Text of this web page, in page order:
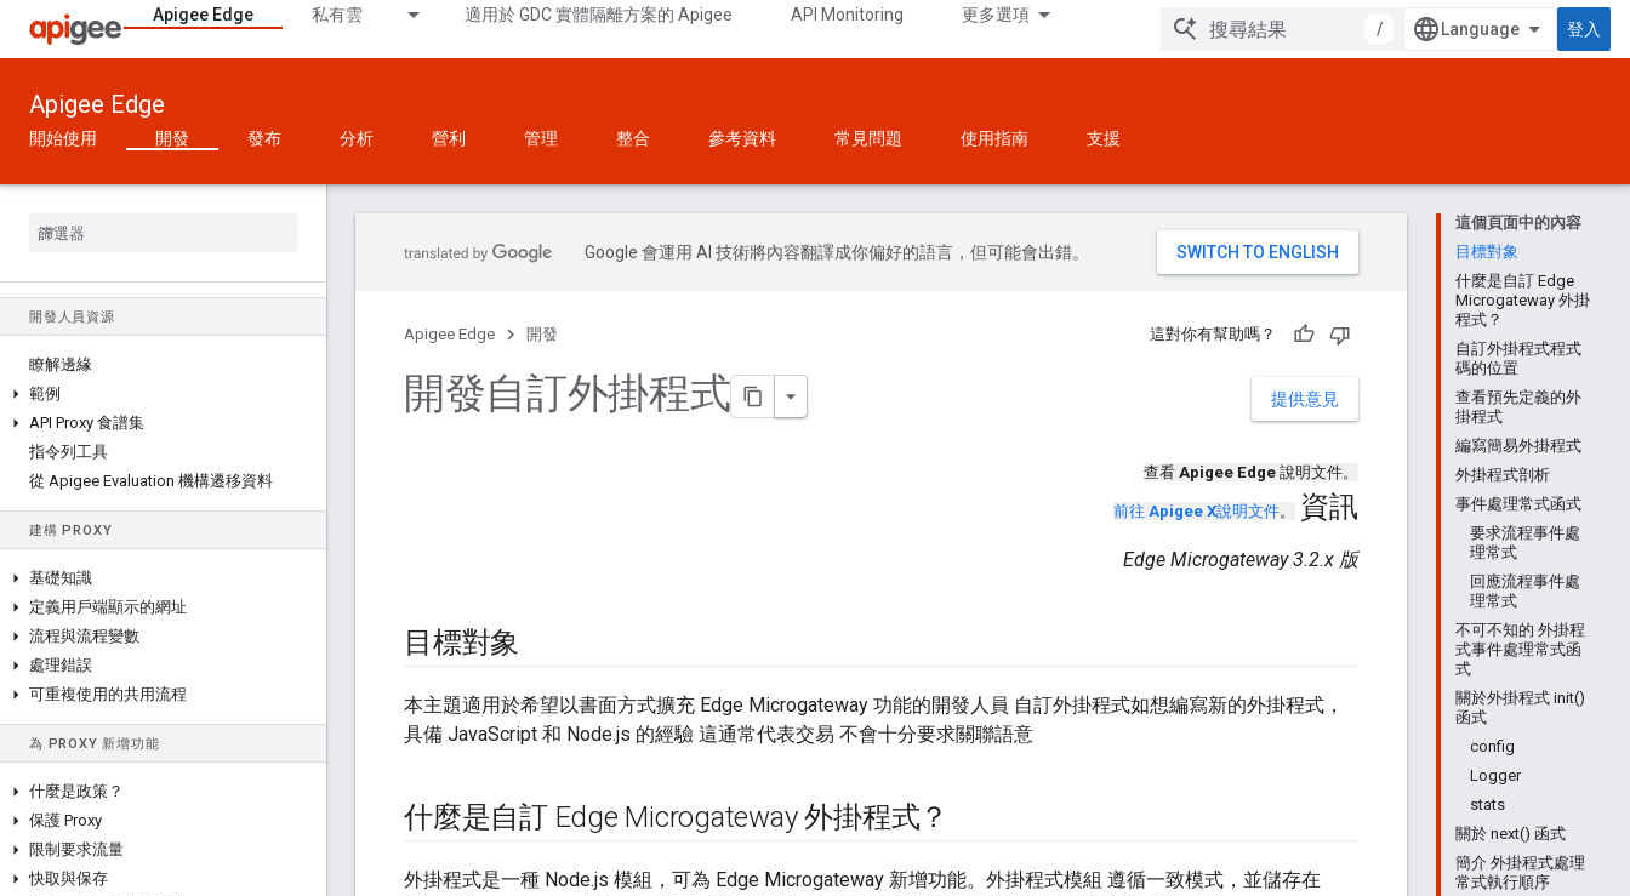
Apigee Edge 私有雲 適用於 GDC 實體隔離方案的 Apigee API Monitoring 更多選項
/ 登入
Apigee Edge
開始使用 開發 發布 分析 營利 管理 整合 參考資料 常見問題 使用指南 支援
開發人員資源
瞭解邊緣
範例
API Proxy 食譜集
指令列工具
從 Apigee Evaluation 機構遷移資料
建構 PROXY
基礎知識
定義用戶端顯示的網址
流程與流程變數
處理錯誤
可重複使用的共用流程
為 PROXY 新增功能
什麼是政策？
保護 Proxy
限制要求流量
快取與保存
這個頁面中的內容
目標對象
什麼是自訂 Edge
Microgateway 外掛
程式？
自訂外掛程式程式
碼的位置
查看預先定義的外
掛程式
編寫簡易外掛程式
外掛程式剖析
事件處理常式函式
要求流程事件處
理常式
回應流程事件處
理常式
不可不知的 外掛程
式事件處理常式函
式
關於外掛程式 init()
函式
config
Logger
stats
關於 next() 函式
簡介 外掛程式處理
常式執行順序
Google 會運用 AI 技術將內容翻譯成你偏好的語言，但可能會出錯。
Apigee Edge 開發 這對你有幫助嗎？
提供意見
開發自訂外掛程式
查看 Apigee Edge 說明文件。
前往 Apigee X說明文件。 資訊
Edge Microgateway 3.2.x 版
目標對象
本主題適用於希望以書面方式擴充 Edge Microgateway 功能的開發人員 自訂外掛程式如想編寫新的外掛程式，
具備 JavaScript 和 Node.js 的經驗 這通常代表交易 不會十分要求關聯語意
什麼是自訂 Edge Microgateway 外掛程式？
外掛程式是一種 Node.js 模組，可為 Edge Microgateway 新增功能。外掛程式模組 遵循一致模式，並儲存在